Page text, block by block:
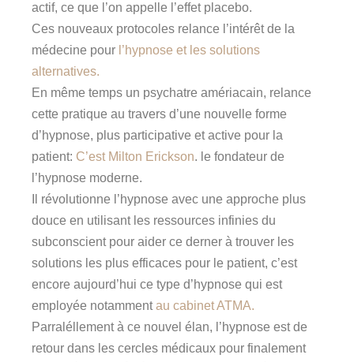
actif, ce que l’on appelle l’effet placebo.
Ces nouveaux protocoles relance l’intérêt de la
médecine pour l’hypnose et les solutions
alternatives.
En même temps un psychatre amériacain, relance
cette pratique au travers d’une nouvelle forme
d’hypnose, plus participative et active pour la
patient: C’est Milton Erickson. le fondateur de
l’hypnose moderne.
Il révolutionne l’hypnose avec une approche plus
douce en utilisant les ressources infinies du
subconscient pour aider ce derner à trouver les
solutions les plus efficaces pour le patient, c’est
encore aujourd’hui ce type d’hypnose qui est
employée notammentau cabinet ATMA.
Parraléllement à ce nouvel élan, l’hypnose est de
retour dans les cercles médicaux pour finalement